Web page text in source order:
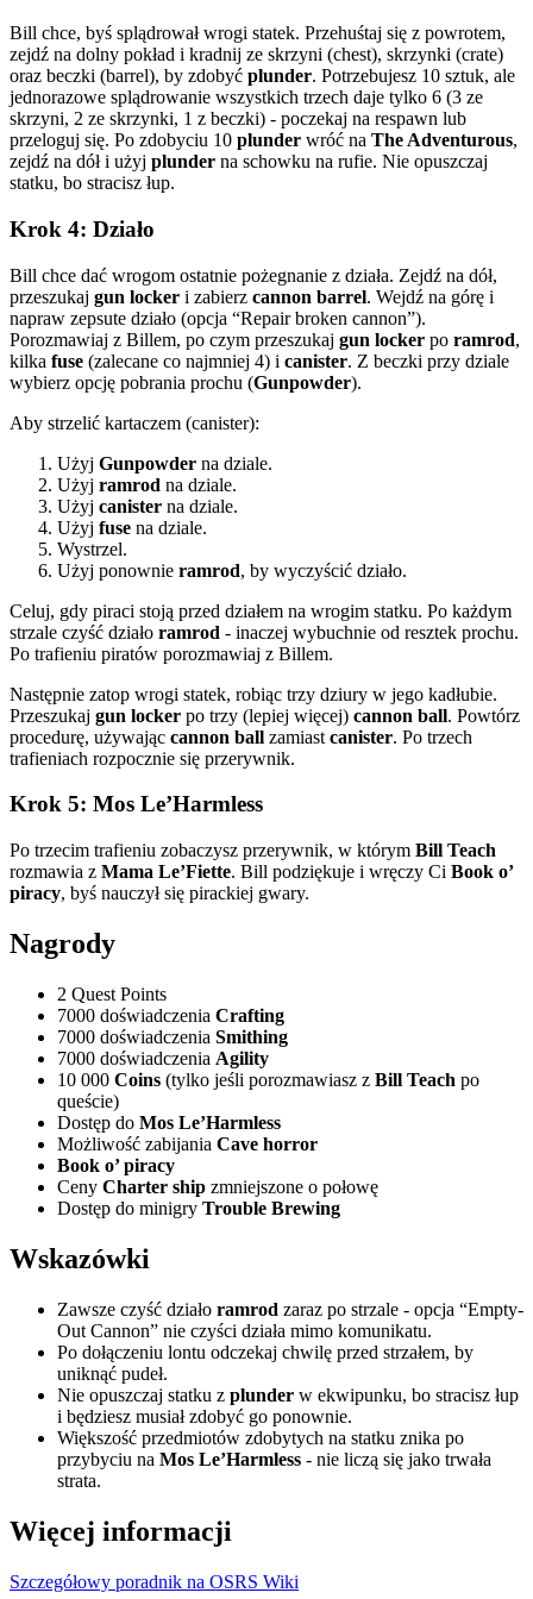
Bill chce, byś splądrował wrogi statek. Przehuśtaj się z powrotem,
zejdź na dolny pokład i kradnij ze skrzyni (chest), skrzynki (crate)
oraz beczki (barrel), by zdobyć plunder. Potrzebujesz 10 sztuk, ale
jednorazowe splądrowanie wszystkich trzech daje tylko 6 (3 ze
skrzyni, 2 ze skrzynki, 1 z beczki) - poczekaj na respawn lub
przeloguj się. Po zdobyciu 10 plunder wróć na The Adventurous,
zejdź na dół i użyj plunder na schowku na rufie. Nie opuszczaj
statku, bo stracisz łup.
Krok 4: Działo
Bill chce dać wrogom ostatnie pożegnanie z działa. Zejdź na dół,
przeszukaj gun locker i zabierz cannon barrel. Wejdź na górę i
napraw zepsute działo (opcja “Repair broken cannon”).
Porozmawiaj z Billem, po czym przeszukaj gun locker po ramrod,
kilka fuse (zalecane co najmniej 4) i canister. Z beczki przy dziale
wybierz opcję pobrania prochu (Gunpowder).
Aby strzelić kartaczem (canister):
Użyj Gunpowder na dziale.
Użyj ramrod na dziale.
Użyj canister na dziale.
Użyj fuse na dziale.
Wystrzel.
Użyj ponownie ramrod, by wyczyścić działo.
Celuj, gdy piraci stoją przed działem na wrogim statku. Po każdym
strzale czyść działo ramrod - inaczej wybuchnie od resztek prochu.
Po trafieniu piratów porozmawiaj z Billem.
Następnie zatop wrogi statek, robiąc trzy dziury w jego kadłubie.
Przeszukaj gun locker po trzy (lepiej więcej) cannon ball. Powtórz
procedurę, używając cannon ball zamiast canister. Po trzech
trafieniach rozpocznie się przerywnik.
Krok 5: Mos Le’Harmless
Po trzecim trafieniu zobaczysz przerywnik, w którym Bill Teach
rozmawia z Mama Le’Fiette. Bill podziękuje i wręczy Ci Book o’
piracy, byś nauczył się pirackiej gwary.
Nagrody
2 Quest Points
7000 doświadczenia Crafting
7000 doświadczenia Smithing
7000 doświadczenia Agility
10 000 Coins (tylko jeśli porozmawiasz z Bill Teach po
queście)
Dostęp do Mos Le’Harmless
Możliwość zabijania Cave horror
Book o’ piracy
Ceny Charter ship zmniejszone o połowę
Dostęp do minigry Trouble Brewing
Wskazówki
Zawsze czyść działo ramrod zaraz po strzale - opcja “Empty-
Out Cannon” nie czyści działa mimo komunikatu.
Po dołączeniu lontu odczekaj chwilę przed strzałem, by
uniknąć pudeł.
Nie opuszczaj statku z plunder w ekwipunku, bo stracisz łup
i będziesz musiał zdobyć go ponownie.
Większość przedmiotów zdobytych na statku znika po
przybyciu na Mos Le’Harmless - nie liczą się jako trwała
strata.
Więcej informacji
Szczegółowy poradnik na OSRS Wiki